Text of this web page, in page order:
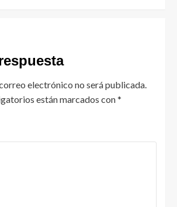
electrónico no será publicada.
están marcados con*